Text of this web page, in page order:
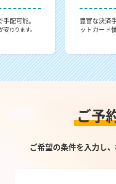
配可能。
わります。
豊富な決済
ットカード
ご予
ご希望の条件を入力し